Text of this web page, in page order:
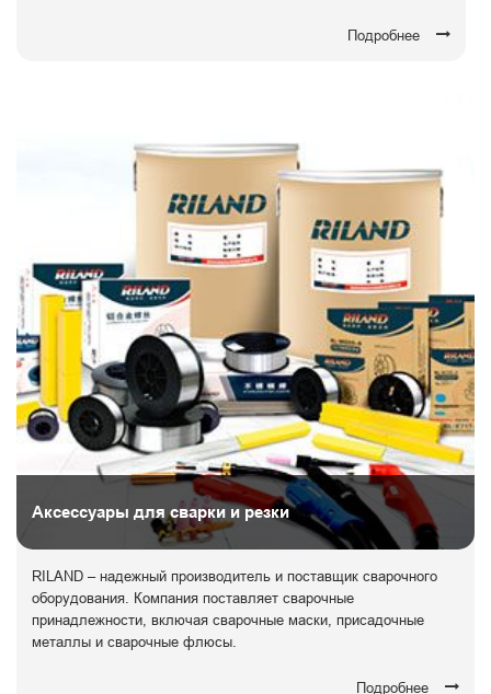
Подробнее
Аксессуары для сварки и резки
RILAND – надежный производитель и поставщик сварочного
оборудования. Компания поставляет сварочные
принадлежности, включая сварочные маски, присадочные
металлы и сварочные флюсы.
Подробнее